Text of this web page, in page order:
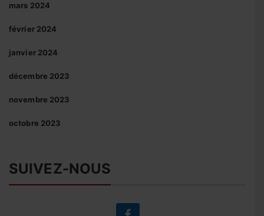
mars 2024
février 2024
janvier 2024
décembre 2023
novembre 2023
octobre 2023
SUIVEZ-NOUS